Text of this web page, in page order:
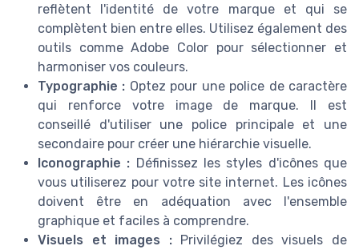
reflètent l'identité de votre marque et qui se
complètent bien entre elles. Utilisez également des
outils comme Adobe Color pour sélectionner et
harmoniser vos couleurs.
Typographie : Optez pour une police de caractère
qui renforce votre image de marque. Il est
conseillé d'utiliser une police principale et une
secondaire pour créer une hiérarchie visuelle.
Iconographie : Définissez les styles d'icônes que
vous utiliserez pour votre site internet. Les icônes
doivent être en adéquation avec l'ensemble
graphique et faciles à comprendre.
Visuels et images :Privilégiez des visuels de